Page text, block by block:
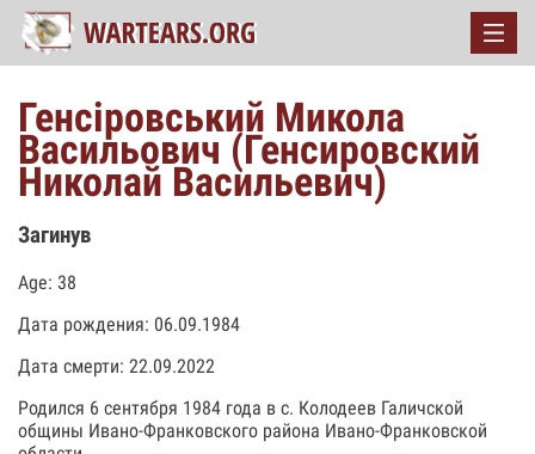
Генсіровський Микола
Васильович (Генсировский
Николай Васильевич)
Загинув
Age: 38
Дата рождения: 06.09.1984
Дата смерти: 22.09.2022
Родился 6 сентября 1984 года в с. Колодеев Галичской
общины Ивано-Франковского района Ивано-Франковской